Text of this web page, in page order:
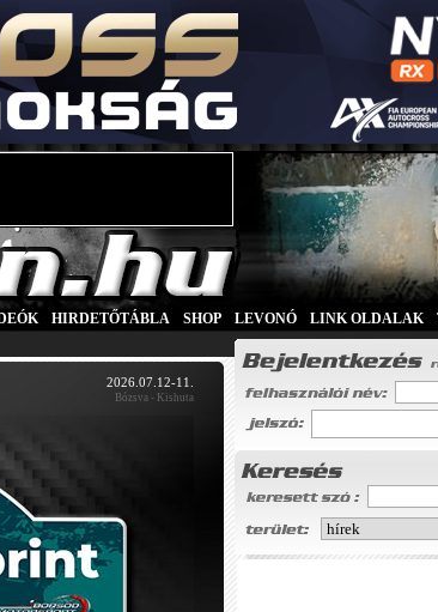
HIRDETŐTÁBLA SHOP LEVONÓ LINK OLDALAK
2026.07.12-11.
Bózsva - Kishuta